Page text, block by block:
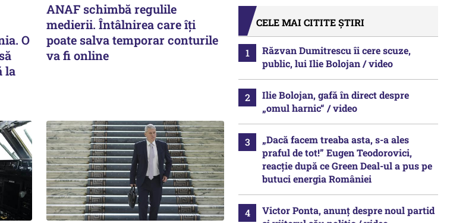
O
la
ANAF schimbă regulile
medierii. Întâlnirea care îți
poate salva temporar conturile
va fi online
CELE MAI CITITE ȘTIRI
Răzvan Dumitrescu îi cere scuze,
public, lui Ilie Bolojan / video
Ilie Bolojan, gafă în direct despre
„omul harnic“ / video
„Dacă facem treaba asta, s-a ales
praful de tot!” Eugen Teodorovici,
reacție după ce Green Deal-ul a pus pe
butuci energia României
Victor Ponta, anunț despre noul partid